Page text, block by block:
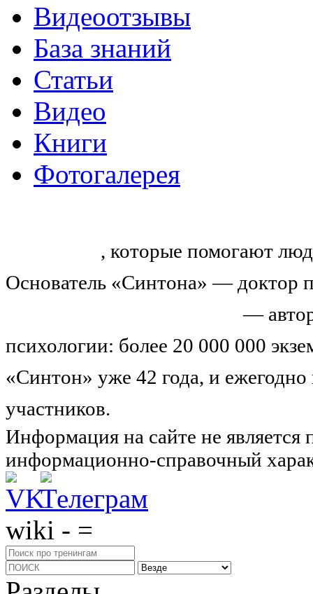
Видеоотзывы
База знаний
Статьи
Видео
Книги
Фотогалерея
, которые помогают
Основатель «Синтона» — доктор
—
психологии: более 20 000 000
«Синтон» уже 42 года, и
участников.
Информация на сайте не
информационно-справочный
wiki - =